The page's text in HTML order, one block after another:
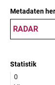
Metadaten
Statistik
0